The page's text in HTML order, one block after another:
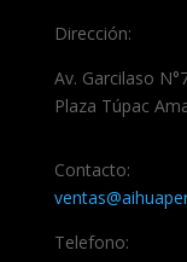
Dirección:
Av.
Plaza Túpac
Contacto:
Telefono: